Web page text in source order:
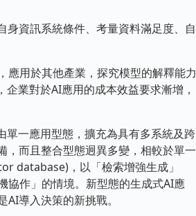
資訊系統條件、考量資料滿足度、自
用於其他產業，探究模型的解釋能力
業對於AI應用的成本效益要求漸增，
一應用型態，擴充為具有多系統及跨
，而且整合型態迥異多變，相較於單一
database)，以「檢索增強生成」
作」的情境。新型態的生成式AI應
導入決策的新挑戰。